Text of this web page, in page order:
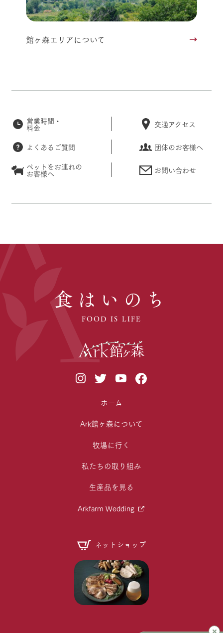
館ヶ森エリアについて
営業時間・
料金 交通アクセス
よくあるご質問
団体のお客様へ
ペットをお連れの
お客様へ お問い合わせ
食はいのち
FOOD IS LIFE
ホーム
Ark館ヶ森について
牧場に行く
私たちの取り組み
生産品を見る
Arkfarm Wedding
ネットショップ